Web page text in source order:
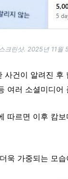
크린샷. 2025년 11월
사건이 알려진 후
여러 소셜미디어
따르면 이후 캄
욱 가중되는 모습